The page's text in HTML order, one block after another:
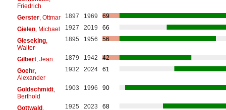
Friedrich
Gerster, Ottmar 1897 1969
69
Gielen, Michael 1927 2019
66
Gieseking,
Walter
1895 1956 56
Gilbert, Jean 1879 1942
42
Goehr,
Alexander
1932 2024 61
Goldschmidt,
Berthold
1903 1996 90
Gottwald, 1925 2023 68